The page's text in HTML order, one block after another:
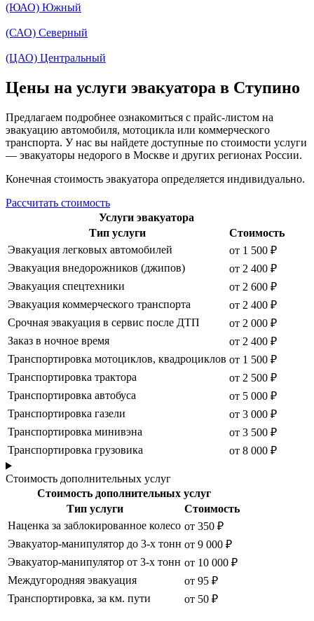
(ЮАО) Южный
(САО) Северный
(ЦАО) Центральный
Цены на услуги эвакуатора в Ступино
Предлагаем подробнее ознакомиться с прайс-листом на
эвакуацию автомобиля, мотоцикла или коммерческого
транспорта. У нас вы найдете доступные по стоимости услуги
— эвакуаторы недорого в Москве и других регионах России.
Конечная стоимость эвакуатора определяется индивидуально.
Рассчитать стоимость
Услуги эвакуатора
Тип услуги
Стоимость
Эвакуация легковых автомобилей
от 1 500 ₽
Эвакуация внедорожников (джипов)
от 2 400 ₽
Эвакуация спецтехники
от 2 600 ₽
Эвакуация коммерческого транспорта
от 2 400 ₽
Срочная эвакуация в сервис после ДТП
от 2 000 ₽
Заказ в ночное время
от 2 400 ₽
Транспортировка мотоциклов, квадроциклов от 1 500 ₽
Транспортировка трактора
от 2 500 ₽
Транспортировка автобуса
от 5 000 ₽
Транспортировка газели
от 3 000 ₽
Транспортировка минивэна
от 3 500 ₽
Транспортировка грузовика
от 8 000 ₽
Стоимость дополнительных услуг
Стоимость дополнительных услуг
Тип услуги
Стоимость
Наценка за заблокированное колесо от 350 ₽
Эвакуатор-манипулятор до 3-х тонн от 9 000 ₽
Эвакуатор-манипулятор от 3-х тонн от 10 000 ₽
Междугородняя эвакуация
от 95 ₽
Транспортировка, за км. пути
от 50 ₽